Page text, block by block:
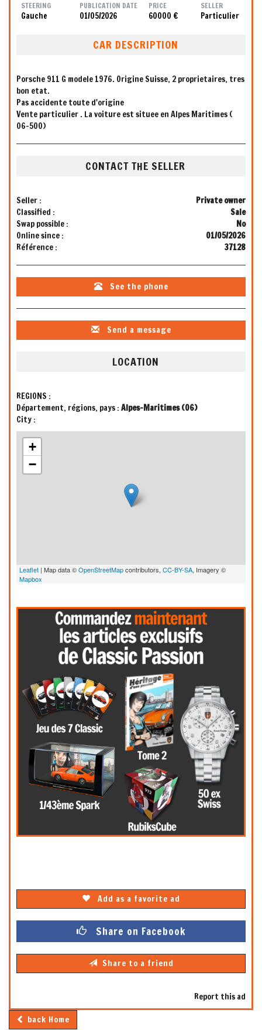
STEERING
Gauche
PUBLICATION DATE
01/05/2026
PRICE
60000 €
SELLER
Particulier
CAR DESCRIPTION
Porsche 911 G modele 1976. Origine Suisse, 2 proprietaires, tres
bon etat.
Pas accidente toute d'origine
Vente particulier . La voiture est situee en Alpes Maritimes (
06-500)
CONTACT THE SELLER
Seller :
Private owner
Classified :
Sale
Swap possible :
No
Online since :
01/05/2026
Référence :
37128
See the phone
Send a message
LOCATION
REGIONS :
Département, régions, pays : Alpes-Maritimes (06)
City :
+
−
Leaflet | Map data ©OpenStreetMapcontributors, CC-BY-SA, Imagery ©
Mapbox
Add as a favorite ad
Share on Facebook
Share to a friend
Report this ad
back Home